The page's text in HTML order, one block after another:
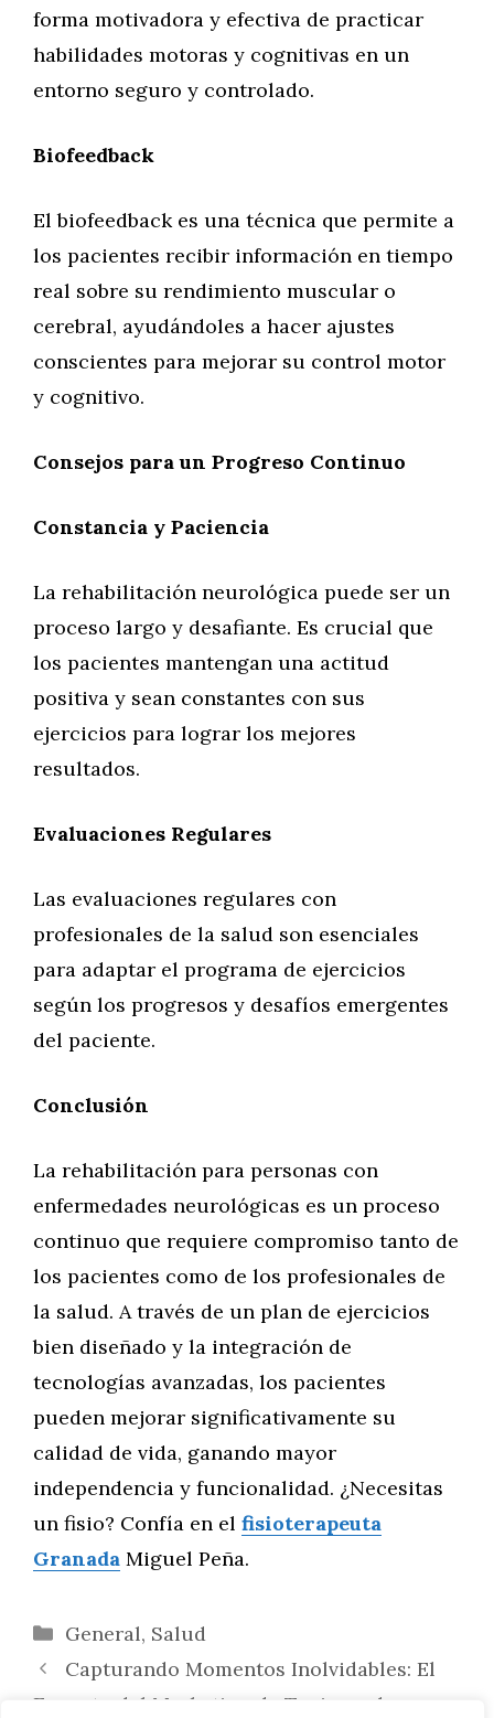
forma motivadora y efectiva de practicar
habilidades motoras y cognitivas en un
entorno seguro y controlado.
Biofeedback
El biofeedback es una técnica que permite a
los pacientes recibir información en tiempo
real sobre su rendimiento muscular o
cerebral, ayudándoles a hacer ajustes
conscientes para mejorar su control motor
y cognitivo.
Consejos para un Progreso Continuo
Constancia y Paciencia
La rehabilitación neurológica puede ser un
proceso largo y desafiante. Es crucial que
los pacientes mantengan una actitud
positiva y sean constantes con sus
ejercicios para lograr los mejores
resultados.
Evaluaciones Regulares
Las evaluaciones regulares con
profesionales de la salud son esenciales
para adaptar el programa de ejercicios
según los progresos y desafíos emergentes
del paciente.
Conclusión
La rehabilitación para personas con
enfermedades neurológicas es un proceso
continuo que requiere compromiso tanto de
los pacientes como de los profesionales de
la salud. A través de un plan de ejercicios
bien diseñado y la integración de
tecnologías avanzadas, los pacientes
pueden mejorar significativamente su
calidad de vida, ganando mayor
independencia y funcionalidad. ¿Necesitas
un fisio? Confía en el fisioterapeuta
Granada Miguel Peña.
Categorías
General, Salud
Capturando Momentos Inolvidables: El
Encanto del Marketing de Turismo de